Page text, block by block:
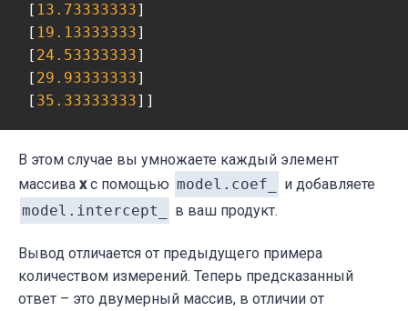
[ 13.73333333]
[ 19.13333333]
[ 24.53333333]
[ 29.93333333]
[ 35.33333333]]
В этом случае вы умножаете каждый элемент
массива xс помощью model.coef_
и добавляете
model.intercept_
в ваш продукт.
Вывод отличается от предыдущего примера
количеством измерений. Теперь предсказанный
ответ – это двумерный массив, в отличии от